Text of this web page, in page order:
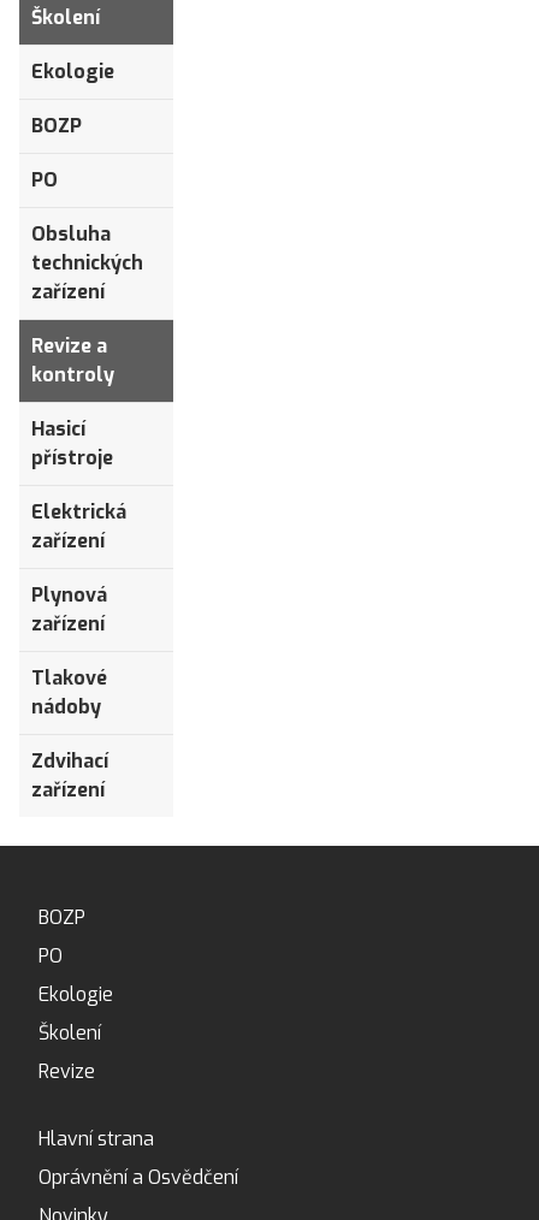
Školení
Ekologie
BOZP
PO
Obsluha
technických
zařízení
Revize a
kontroly
Hasicí
přístroje
Elektrická
zařízení
Plynová
zařízení
Tlakové
nádoby
Zdvihací
zařízení
BOZP
PO
Ekologie
Školení
Revize
Hlavní strana
Oprávnění a Osvědčení